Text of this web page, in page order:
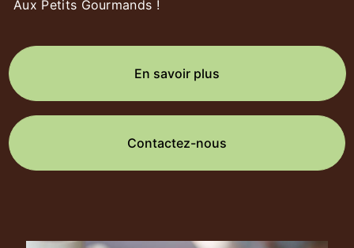
Aux Petits Gourmands !
En savoir plus
Contactez-nous